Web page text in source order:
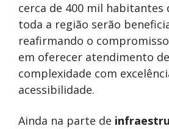
cerca de 400 mil habitantes
toda a região serão
reafirmando o
em oferecer atendimento
complexidade com
acessibilidade.
Ainda na parte de